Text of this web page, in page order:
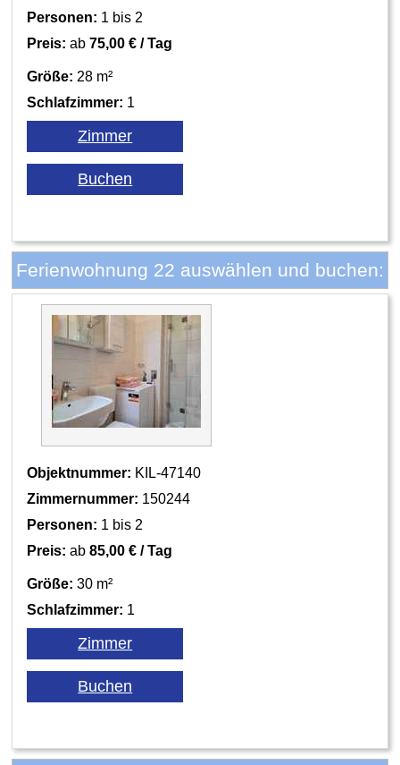
Personen: 1 bis 2
Preis: ab75,00 € / Tag
Größe: 28 m²
Schlafzimmer: 1
Ferienwohnung 22 auswählen und buchen:
Objektnummer: KIL-47140
Zimmernummer: 150244
Personen: 1 bis 2
Preis: ab85,00 € / Tag
Größe: 30 m²
Schlafzimmer: 1